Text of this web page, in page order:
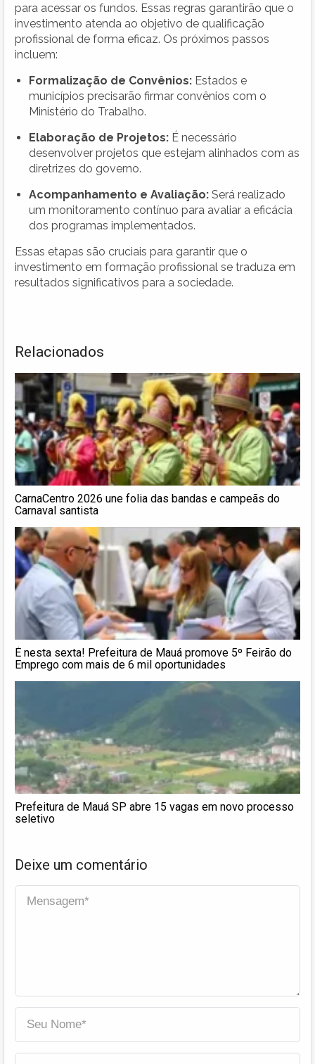
para acessar os fundos. Essas regras garantirão que o
investimento atenda ao objetivo de qualificação
profissional de forma eficaz. Os próximos passos
incluem:
Formalização de Convênios: Estados e
municípios precisarão firmar convênios com o
Ministério do Trabalho.
Elaboração de Projetos: É necessário
desenvolver projetos que estejam alinhados com as
diretrizes do governo.
Acompanhamento e Avaliação: Será realizado
um monitoramento contínuo para avaliar a eficácia
dos programas implementados.
Essas etapas são cruciais para garantir que o
investimento em formação profissional se traduza em
resultados significativos para a sociedade.
Relacionados
CarnaCentro 2026 une folia das bandas e campeãs do
Carnaval santista
É nesta sexta! Prefeitura de Mauá promove 5º Feirão do
Emprego com mais de 6 mil oportunidades
Prefeitura de Mauá SP abre 15 vagas em novo processo
seletivo
Deixe um comentário